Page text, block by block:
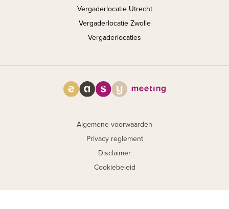
Vergaderlocatie Utrecht
Vergaderlocatie Zwolle
Vergaderlocaties
Algemene voorwaarden
Privacy reglement
Disclaimer
Cookiebeleid